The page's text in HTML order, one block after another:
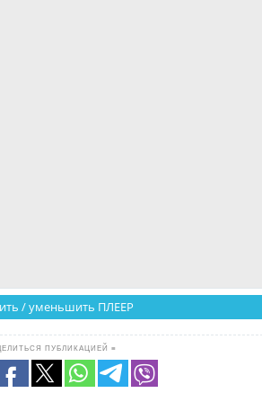
/ уменьшить ПЛЕЕР
ПУБЛИКАЦИЕЙ ≡